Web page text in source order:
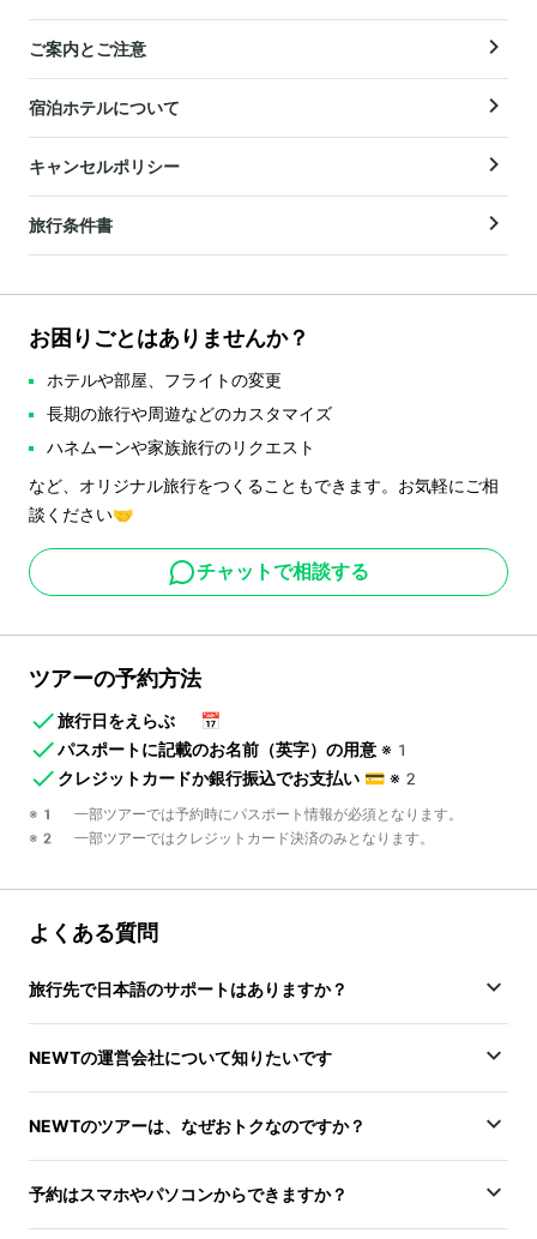
ご案内とご注意
宿泊ホテルについて
キャンセルポリシー
旅行条件書
お困りごとはありませんか？
ホテルや部屋、フライトの変更
長期の旅行や周遊などのカスタマイズ
ハネムーンや家族旅行のリクエスト
など、オリジナル旅行をつくることもできます。お気軽にご相
談ください🤝
チャットで相談する
ツアーの予約方法
旅行日をえらぶ
📅
パスポートに記載のお名前（英字）の用意 ※1
クレジットカードか銀行振込でお支払い 💳 ※2
※1 一部ツアーでは予約時にパスポート情報が必須となります。
※2 一部ツアーではクレジットカード決済のみとなります。
よくある質問
旅行先で日本語のサポートはありますか？
NEWTの運営会社について知りたいです
NEWTのツアーは、なぜおトクなのですか？
予約はスマホやパソコンからできますか？